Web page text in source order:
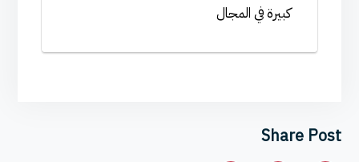
كبيرة في المجال
Share Post